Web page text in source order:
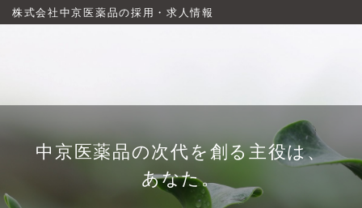
株式会社中京医薬品の採用・求人情報
中京医薬品の次代を創る主役は、
あなた。